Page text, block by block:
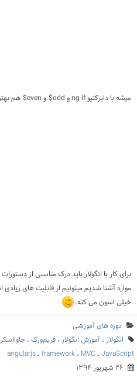
میشه با دایرکتیوng-ifو odd$ و even$ هم بهتر مشخصشون کرد...
برای کار با انگولار باید درک مناسبی از
موارد آشنا شدیم میتونیم از قابلیت های زیادی
خیلی اسون می کنه.
دوره های آموزشی
انگولار ، آموزش انگولار ، فریم‌ورک ،
angularjs ، framework ، MVC ، JavaScript
۲۶ شهریور ۱۳۹۴